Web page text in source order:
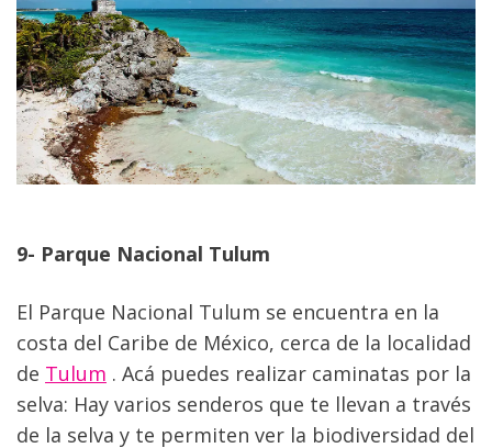
9- Parque Nacional Tulum
El Parque Nacional Tulum se encuentra en la
costa del Caribe de México, cerca de la localidad
de Tulum . Acá puedes realizar caminatas por la
selva: Hay varios senderos que te llevan a través
de la selva y te permiten ver la biodiversidad del